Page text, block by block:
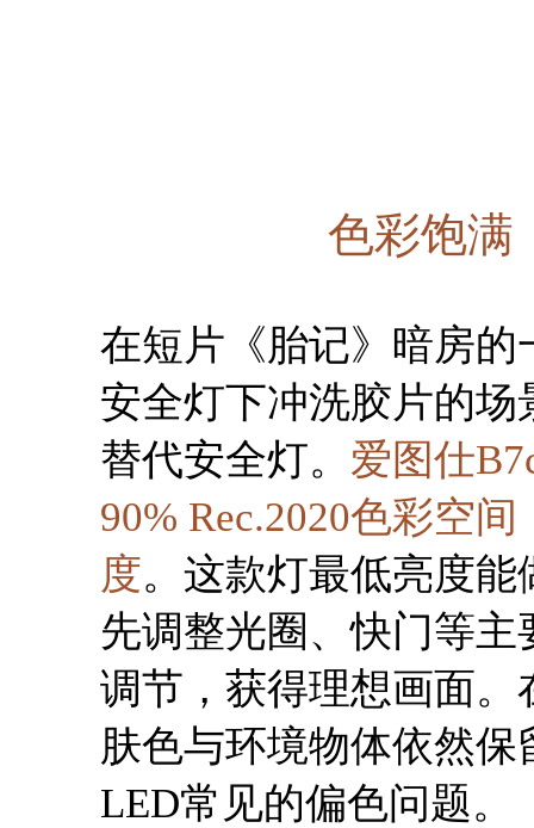
色彩饱满
在短片《胎记》暗房
安全灯下冲洗胶片的
替代安全灯。 爱图仕
90% Rec.2020色彩空
度。这款灯最低亮度
先调整光圈、快门等
调节，获得理想画面
肤色与环境物体依然
LED常见的偏色问题。